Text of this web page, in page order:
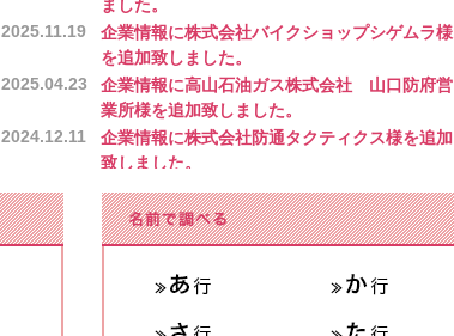
ました。
2025.11.19
企業情報に株式会社バイクショップシゲムラ様
を追加致しました。
2025.04.23
企業情報に高山石油ガス株式会社 山口防府営
業所様を追加致しました。
2024.12.11
企業情報に株式会社防通タクティクス様を追加
致しました。
2024.08.21
企業情報に株式会社ヒアナウ様を追加致しまし
た。
2023.07.20
企業情報に有限会社 渡邉工業様を追加致しま
企業情報に土地家屋調査士 松田幹央事務所様
を追加致しました。